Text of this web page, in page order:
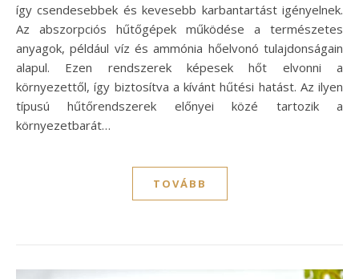
így csendesebbek és kevesebb karbantartást igényelnek.
Az abszorpciós hűtőgépek működése a természetes
anyagok, például víz és ammónia hőelvonó tulajdonságain
alapul. Ezen rendszerek képesek hőt elvonni a
környezettől, így biztosítva a kívánt hűtési hatást. Az ilyen
típusú hűtőrendszerek előnyei közé tartozik a
környezetbarát…
TOVÁBB